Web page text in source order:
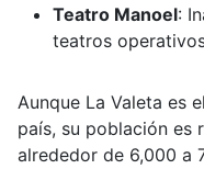
Teatro Manoel:
teatros
Aunque La Valeta es
país, su población es
alrededor de 6,000 a